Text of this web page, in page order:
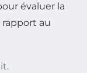
évaluer la
au